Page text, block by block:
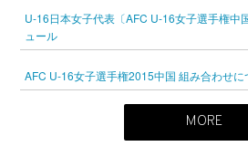
U-16日本女子代表〔AFC U-16女子選手権中
ュール
AFC U-16女子選手権2015中国 組み合わせに
MORE